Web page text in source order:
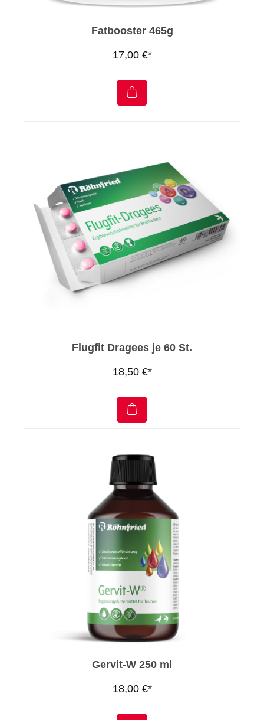
Fatbooster 465g
17,00 €*
Flugfit Dragees je 60 St.
18,50 €*
Gervit-W 250 ml
18,00 €*